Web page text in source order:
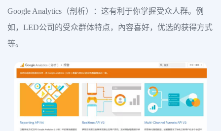
Google Analytics（剖析）：这有利于你掌握受众人群。例
如，LED公司的受众群体特点，內容喜好，优选的获得方式
等。